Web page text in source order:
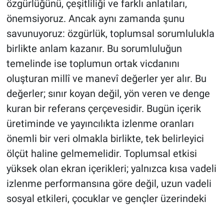
özgürlüğünü, çeşitliliği ve farklı anlatıları,
önemsiyoruz. Ancak aynı zamanda şunu
savunuyoruz: özgürlük, toplumsal sorumlulukla
birlikte anlam kazanır. Bu sorumluluğun
temelinde ise toplumun ortak vicdanını
oluşturan millî ve manevî değerler yer alır. Bu
değerler; sınır koyan değil, yön veren ve denge
kuran bir referans çerçevesidir. Bugün içerik
üretiminde ve yayıncılıkta izlenme oranları
önemli bir veri olmakla birlikte, tek belirleyici
ölçüt haline gelmemelidir. Toplumsal etkisi
yüksek olan ekran içerikleri; yalnızca kısa vadeli
izlenme performansına göre değil, uzun vadeli
sosyal etkileri, çocuklar ve gençler üzerindeki